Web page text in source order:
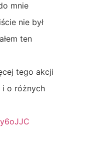
mnie
nie był
ten
tego akcji
i o różnych